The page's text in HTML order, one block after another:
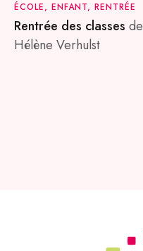
ÉCOLE, ENFANT, RENTRÉE
Rentrée des classes de
Hélène Verhulst